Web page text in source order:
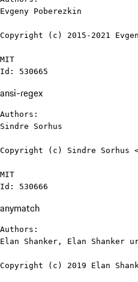
Evgeny Poberezkin
Copyright (c) 2015-2021
MIT
Id: 530665
ansi-regex
Authors:
Sindre Sorhus
Copyright (c) Sindre Sorhus
MIT
Id: 530666
anymatch
Authors:
Elan Shanker, Elan Shanker
Copyright (c) 2019 Elan